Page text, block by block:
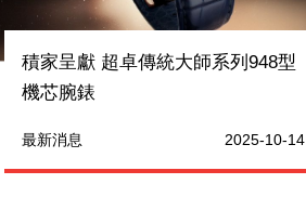
積家呈獻 超卓傳統大師系列948型
機芯腕錶
最新消息 2025-10-14